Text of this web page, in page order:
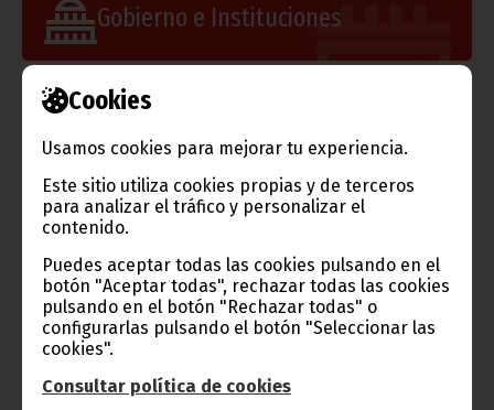
Cookies
Usamos cookies para mejorar tu experiencia.
Este sitio utiliza cookies propias y de terceros
para analizar el tráfico y personalizar el
contenido.
Puedes aceptar todas las cookies pulsando en el
botón "Aceptar todas", rechazar todas las cookies
pulsando en el botón "Rechazar todas" o
configurarlas pulsando el botón "Seleccionar las
cookies".
Consultar política de cookies
Gobierno e Instituciones
TVGE
Radio Nacional de Guinea
Ecuatorial
Haz click aquí para escuchar ahora